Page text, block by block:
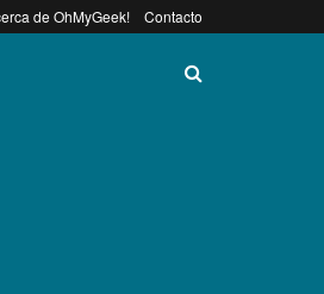
de OhMyGeek! Contacto